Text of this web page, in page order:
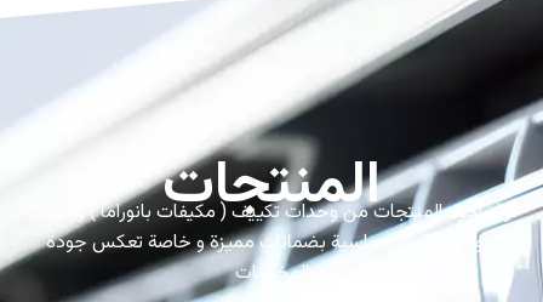
المنتجات
نوفر اجود المنتجات من وحدات تكييف ( مكيفات بانوراما ) و قنوات
هواء و مواسير نحاسية بضمانات مميزة و خاصة تعكس جودة
المخرجات